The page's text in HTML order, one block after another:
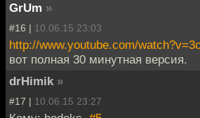
GrUm »
#16 | 10.06.15 23:03
http://www.youtube.com/
вот полная 30 минутная версия.
drHimik »
#17 | 10.06.15 23:27